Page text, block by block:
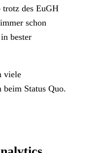
trotz des EuGH
schon
bester
viele
beim Status Quo.